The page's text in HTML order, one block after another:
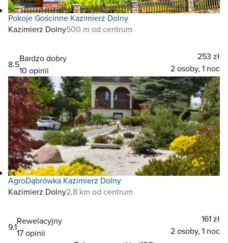
Pokoje Gościnne Kazimierz Dolny
Kazimierz Dolny500 m od centrum
8.5
Bardzo dobry
10 opinii
253 zł
2 osoby, 1 noc
AgroDąbrówka Kazimierz Dolny
Kazimierz Dolny2,8 km od centrum
9.1
Rewelacyjny
17 opinii
161 zł
2 osoby, 1 noc